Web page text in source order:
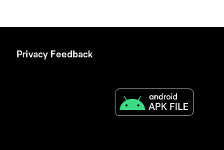
Privacy Feedback